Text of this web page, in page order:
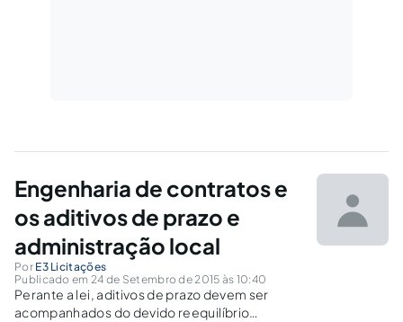
Engenharia de contratos e
os aditivos de prazo e
administração local
Por E3 Licitações
Publicado em 24 de Setembro de 2015 às 10:40
Perante a lei, aditivos de prazo devem ser
acompanhados do devido reequilíbrio